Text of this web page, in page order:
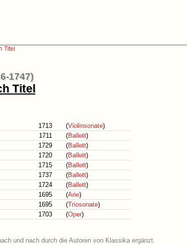
Titel
1747)
Titel
1713 (Violinsonate)
1711 (Ballett)
1729 (Ballett)
1720 (Ballett)
1715 (Ballett)
1737 (Ballett)
1724 (Ballett)
1695 (Arie)
1695 (Triosonate)
1703 (Oper)
und nach durch die Autoren von Klassika ergänzt.